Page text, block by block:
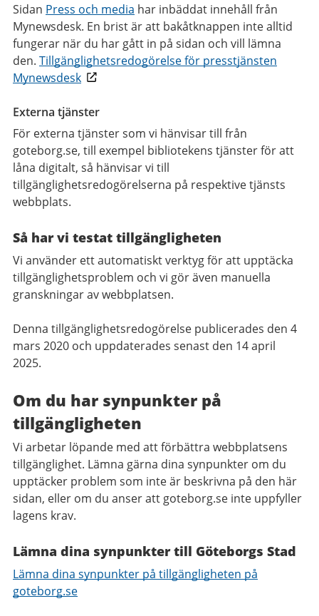
Sidan Press och media har inbäddat innehåll från
Mynewsdesk. En brist är att bakåtknappen inte alltid
fungerar när du har gått in på sidan och vill lämna
den. Tillgänglighetsredogörelse för presstjänsten
Mynewsdesk
Externa tjänster
För externa tjänster som vi hänvisar till från
goteborg.se, till exempel bibliotekens tjänster för att
låna digitalt, så hänvisar vi till
tillgänglighetsredogörelserna på respektive tjänsts
webbplats.
Så har vi testat tillgängligheten
Vi använder ett automatiskt verktyg för att upptäcka
tillgänglighetsproblem och vi gör även manuella
granskningar av webbplatsen.
Denna tillgänglighetsredogörelse publicerades den 4
mars 2020 och uppdaterades senast den 14 april
2025.
Om du har synpunkter på
tillgängligheten
Vi arbetar löpande med att förbättra webbplatsens
tillgänglighet. Lämna gärna dina synpunkter om du
upptäcker problem som inte är beskrivna på den här
sidan, eller om du anser att goteborg.se inte uppfyller
lagens krav.
Lämna dina synpunkter till Göteborgs Stad
Lämna dina synpunkter på tillgängligheten på
goteborg.se